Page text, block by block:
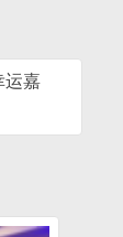
运嘉